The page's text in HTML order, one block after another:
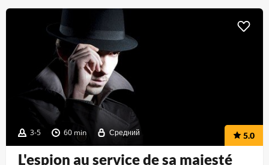
3-5 60 min Средний 5.0
L'espion au service de sa majesté